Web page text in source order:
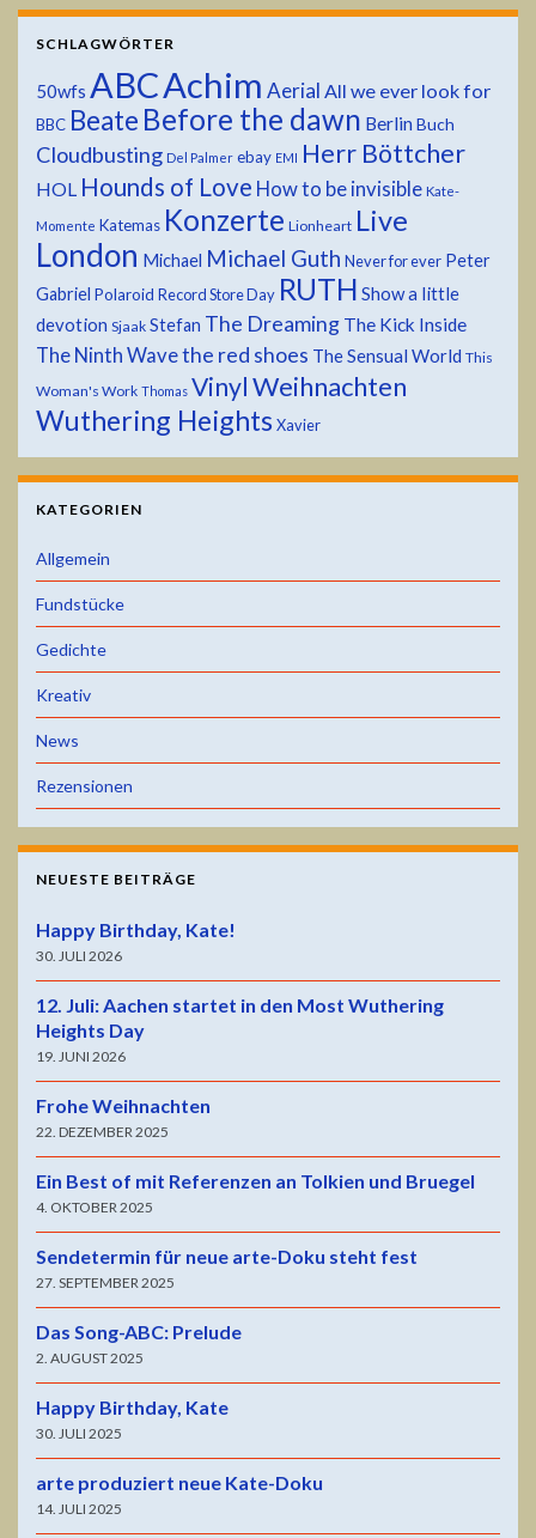
SCHLAGWÖRTER
50wfs ABCAchim Aerial All we ever look for
BBC Beate Before the dawn Berlin Buch
Cloudbusting Del Palmer ebay EMI Herr Böttcher
HOL Hounds of Love How to be invisible Kate-
Momente Katemas Konzerte Lionheart Live
London Michael Michael Guth Never for ever Peter
Gabriel Polaroid Record Store Day RUTH Show a little
devotion Sjaak Stefan The Dreaming The Kick Inside
The Ninth Wavethe red shoes The Sensual World This
Woman's Work Thomas VinylWeihnachten
Wuthering Heights Xavier
KATEGORIEN
Allgemein
Fundstücke
Gedichte
Kreativ
News
Rezensionen
NEUESTE BEITRÄGE
Happy Birthday, Kate!
30. JULI 2026
12. Juli: Aachen startet in den Most Wuthering
Heights Day
19. JUNI 2026
Frohe Weihnachten
22. DEZEMBER 2025
Ein Best of mit Referenzen an Tolkien und Bruegel
4. OKTOBER 2025
Sendetermin für neue arte-Doku steht fest
27. SEPTEMBER 2025
Das Song-ABC: Prelude
2. AUGUST 2025
Happy Birthday, Kate
30. JULI 2025
arte produziert neue Kate-Doku
14. JULI 2025